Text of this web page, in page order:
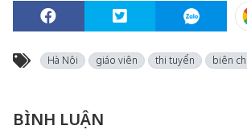
Hà Nội giáo viên thi tuyển biên
BÌNH LUẬN